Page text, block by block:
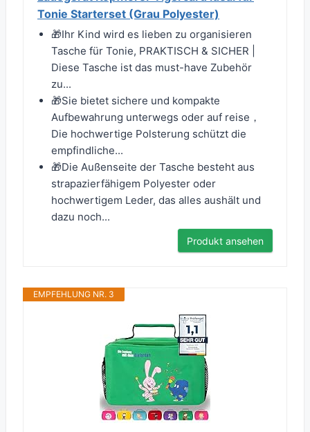
Tonie Starterset (Grau Polyester)
🎁Ihr Kind wird es lieben zu organisieren
Tasche für Tonie, PRAKTISCH & SICHER |
Diese Tasche ist das must-have Zubehör
zu...
🎁Sie bietet sichere und kompakte
Aufbewahrung unterwegs oder auf reise，
Die hochwertige Polsterung schützt die
empfindliche...
🎁Die Außenseite der Tasche besteht aus
strapazierfähigem Polyester oder
hochwertigem Leder, das alles aushält und
dazu noch...
Produkt ansehen
EMPFEHLUNG NR. 3